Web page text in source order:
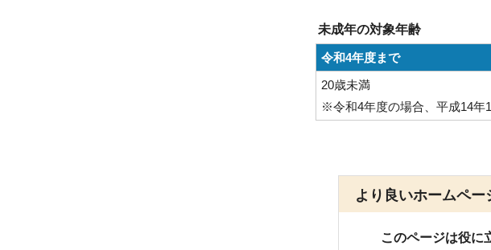
未成年の対象年齢
令和4年度まで
20歳未満
※令和4年度の場合、平成14年
より良いホームペー
このページは役に